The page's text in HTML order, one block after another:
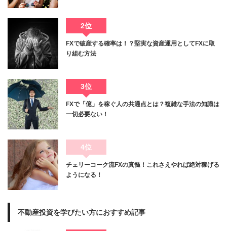
2位
FXで破産する確率は！？堅実な資産運用としてFXに取
り組む方法
3位
FXで「億」を稼ぐ人の共通点とは？複雑な手法の知識は
一切必要ない！
4位
チェリーコーク流FXの真髄！これさえやれば絶対稼げる
ようになる！
不動産投資を学びたい方におすすめ記事